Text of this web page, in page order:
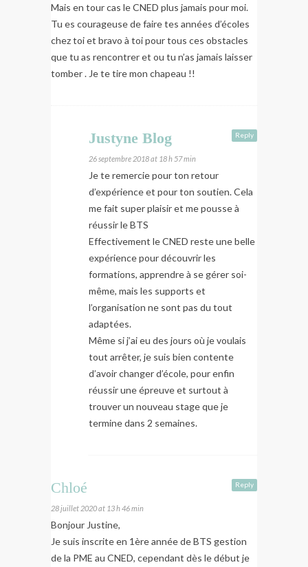
Mais en tour cas le CNED plus jamais pour moi.
Tu es courageuse de faire tes années d’écoles
chez toi et bravo à toi pour tous ces obstacles
que tu as rencontrer et ou tu n’as jamais laisser
tomber . Je te tire mon chapeau !!
Reply
Justyne Blog
26 septembre 2018 at 18 h 57 min
Je te remercie pour ton retour
d’expérience et pour ton soutien. Cela
me fait super plaisir et me pousse à
réussir le BTS
Effectivement le CNED reste une belle
expérience pour découvrir les
formations, apprendre à se gérer soi-
même, mais les supports et
l’organisation ne sont pas du tout
adaptées.
Même si j’ai eu des jours où je voulais
tout arrêter, je suis bien contente
d’avoir changer d’école, pour enfin
réussir une épreuve et surtout à
trouver un nouveau stage que je
termine dans 2 semaines.
Reply
Chloé
28 juillet 2020 at 13 h 46 min
Bonjour Justine,
Je suis inscrite en 1ère année de BTS gestion
de la PME au CNED, cependant dès le début je